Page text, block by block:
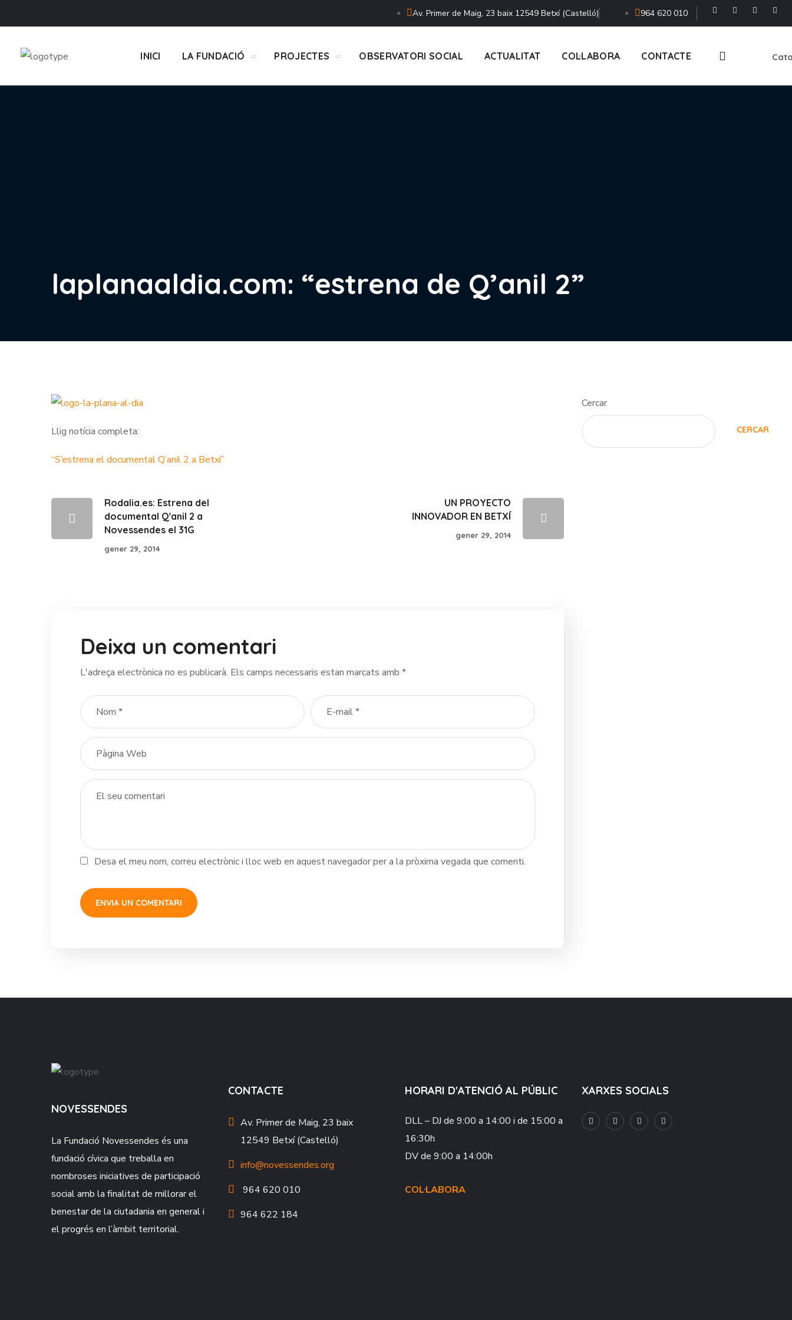
Av. Primer de Maig, 23 baix 12549 Betxí (Castelló) 964 620 010
INICI LA FUNDACIÓ PROJECTES OBSERVATORI SOCIAL ACTUALITAT COL·LABORA CONTACTE
laplanaaldia.com: “estrena de Q’anil 2”
Llig notícia completa:
“S’estrena el documental Q’anil 2 a Betxí”
Rodalia.es: Estrena del
documental Q'anil 2 a
Novessendes el 31G
gener 29, 2014
UN PROYECTO
INNOVADOR EN BETXÍ
gener 29, 2014
Deixa un comentari
L'adreça electrònica no es publicarà. Els camps necessaris estan marcats amb *
Desa el meu nom, correu electrònic i lloc web en aquest navegador per a la pròxima vegada que comenti.
Cercar
CERCAR
NOVESSENDES
La Fundació Novessendes és una
fundació cívica que treballa en
nombroses iniciatives de participació
social amb la finalitat de millorar el
benestar de la ciutadania en general i
el progrés en l’àmbit territorial.
CONTACTE
Av. Primer de Maig, 23 baix
12549 Betxí (Castelló)
info@novessendes.org
964 620 010
964 622 184
HORARI D'ATENCIÓ AL PÚBLIC
DLL – DJ de 9:00 a 14:00 i de 15:00 a
16:30h
DVde 9:00 a 14:00h
COL·LABORA
XARXES SOCIALS